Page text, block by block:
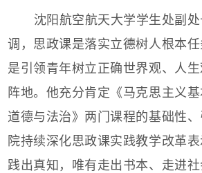
沈阳航空航天大学学生处副
调，思政课是落实立德树人根本
是引领青年树立正确世界观、人
阵地。他充分肯定《马克思主义
道德与法治》两门课程的基础性
院持续深化思政课实践教学改革
践出真知，唯有走出书本、走进